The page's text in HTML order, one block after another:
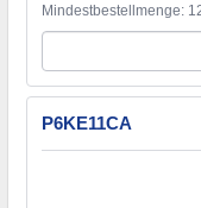
Mindestbestellmenge:
P6KE11CA